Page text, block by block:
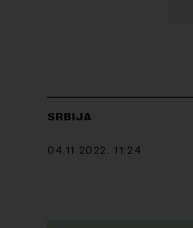
SRBIJA
04.11.2022. 11:24